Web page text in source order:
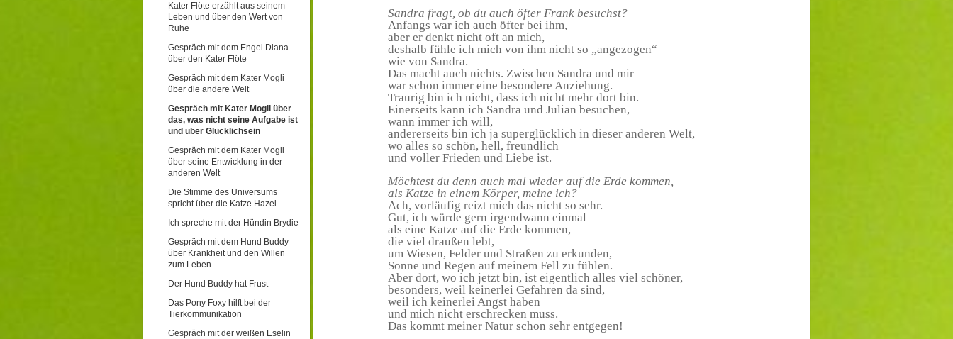
Kater Flöte erzählt aus seinem
Leben und über den Wert von
Ruhe
Gespräch mit dem Engel Diana
über den Kater Flöte
Gespräch mit dem Kater Mogli
über die andere Welt
Gespräch mit Kater Mogli über
das, was nicht seine Aufgabe ist
und über Glücklichsein
Gespräch mit dem Kater Mogli
über seine Entwicklung in der
anderen Welt
Die Stimme des Universums
spricht über die Katze Hazel
Ich spreche mit der Hündin Brydie
Gespräch mit dem Hund Buddy
über Krankheit und den Willen
zum Leben
Der Hund Buddy hat Frust
Das Pony Foxy hilft bei der
Tierkommunikation
Gespräch mit der weißen Eselin
Sandra fragt, ob du auch öfter Frank besuchst?
Anfangs war ich auch öfter bei ihm,
aber er denkt nicht oft an mich,
deshalb fühle ich mich von ihm nicht so „angezogen“
wie von Sandra.
Das macht auch nichts. Zwischen Sandra und mir
war schon immer eine besondere Anziehung.
Traurig bin ich nicht, dass ich nicht mehr dort bin.
Einerseits kann ich Sandra und Julian besuchen,
wann immer ich will,
andererseits bin ich ja superglücklich in dieser anderen Welt,
wo alles so schön, hell, freundlich
und voller Frieden und Liebe ist.
Möchtest du denn auch mal wieder auf die Erde kommen,
als Katze in einem Körper, meine ich?
Ach, vorläufig reizt mich das nicht so sehr.
Gut, ich würde gern irgendwann einmal
als eine Katze auf die Erde kommen,
die viel draußen lebt,
um Wiesen, Felder und Straßen zu erkunden,
Sonne und Regen auf meinem Fell zu fühlen.
Aber dort, wo ich jetzt bin, ist eigentlich alles viel schöner,
besonders, weil keinerlei Gefahren da sind,
weil ich keinerlei Angst haben
und mich nicht erschrecken muss.
Das kommt meiner Natur schon sehr entgegen!